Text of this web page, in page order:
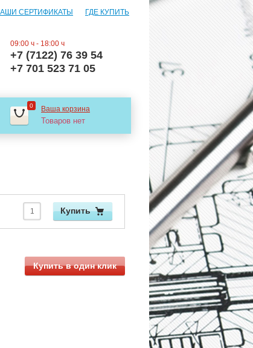
СЕРТИФИКАТЫ ГДЕ КУПИТЬ
09:00 ч - 18:00 ч
+7 (7122) 76 39 54
+7 701 523 71 05
0 Ваша корзина
Товаров нет
Купить
Купить в один клик